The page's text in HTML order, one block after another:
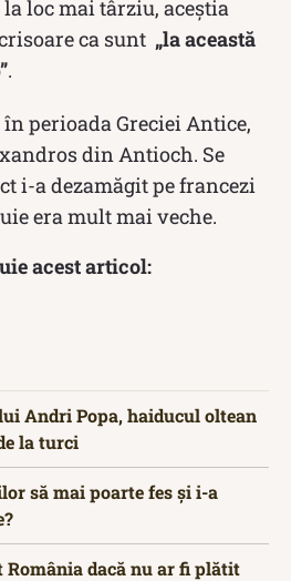
loc mai târziu, aceștia
ca sunt „la această
.
perioada Greciei Antice,
din Antioch. Se
i-a dezamăgit pe francezi
era mult mai veche.
acest articol:
Andri Popa, haiducul oltean
la turci
să mai poarte fes şi i-a
România dacă nu ar fi plătit